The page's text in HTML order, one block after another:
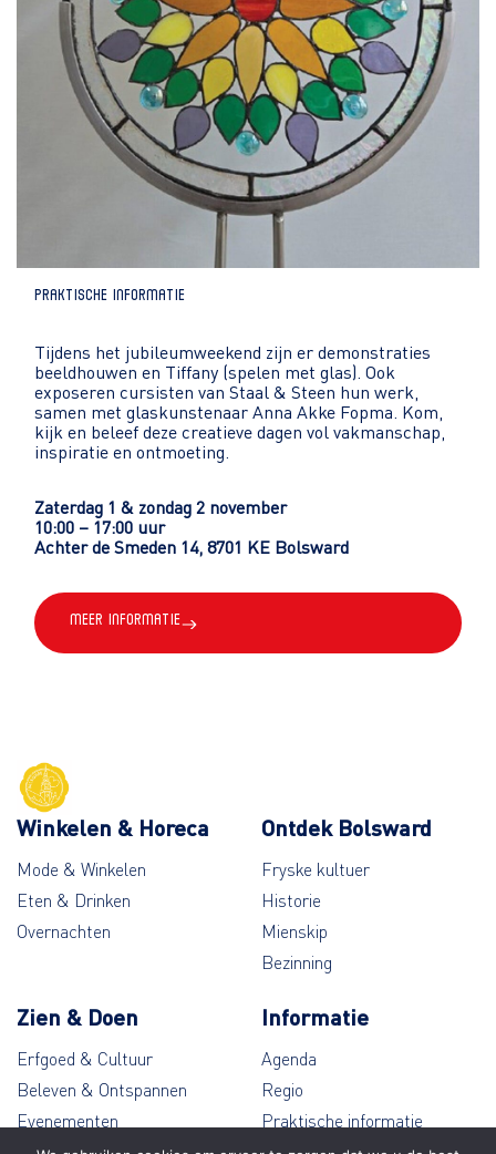
Praktische informatie
Tijdens het jubileumweekend zijn er demonstraties
beeldhouwen en Tiffany (spelen met glas). Ook
exposeren cursisten van Staal & Steen hun werk,
samen met glaskunstenaar Anna Akke Fopma. Kom,
kijk en beleef deze creatieve dagen vol vakmanschap,
inspiratie en ontmoeting.
Zaterdag 1 & zondag 2 november
10:00 – 17:00 uur
Achter de Smeden 14, 8701 KE Bolsward
Meer informatie
Winkelen & Horeca
Mode & Winkelen
Eten & Drinken
Overnachten
Ontdek Bolsward
Fryske kultuer
Historie
Mienskip
Bezinning
Zien & Doen
Erfgoed & Cultuur
Beleven & Ontspannen
Evenementen
Informatie
Agenda
Regio
Praktische informatie